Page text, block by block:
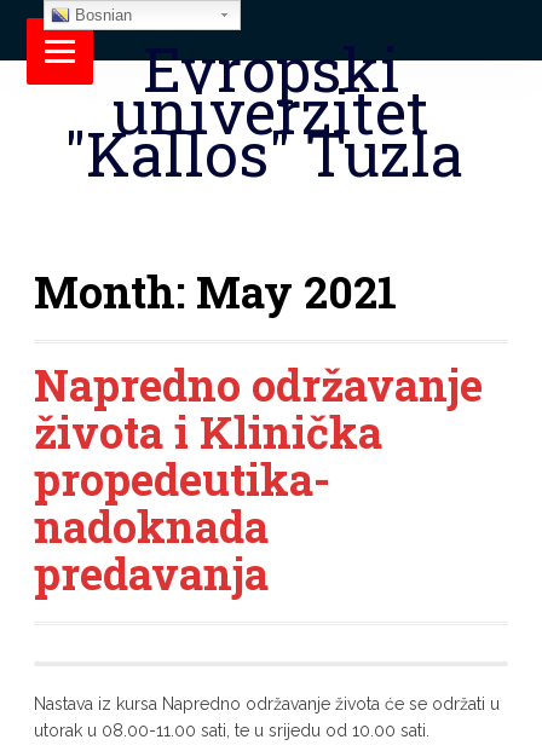
Evropski
univerzitet
"Kallos" Tuzla
Month: May 2021
Napredno održavanje
života i Klinička
propedeutika-
nadoknada
predavanja
Nastava iz kursa Napredno održavanje života će se održati u
utorak u 08.00-11.00 sati, te u srijedu od 10.00 sati.
Bosnian